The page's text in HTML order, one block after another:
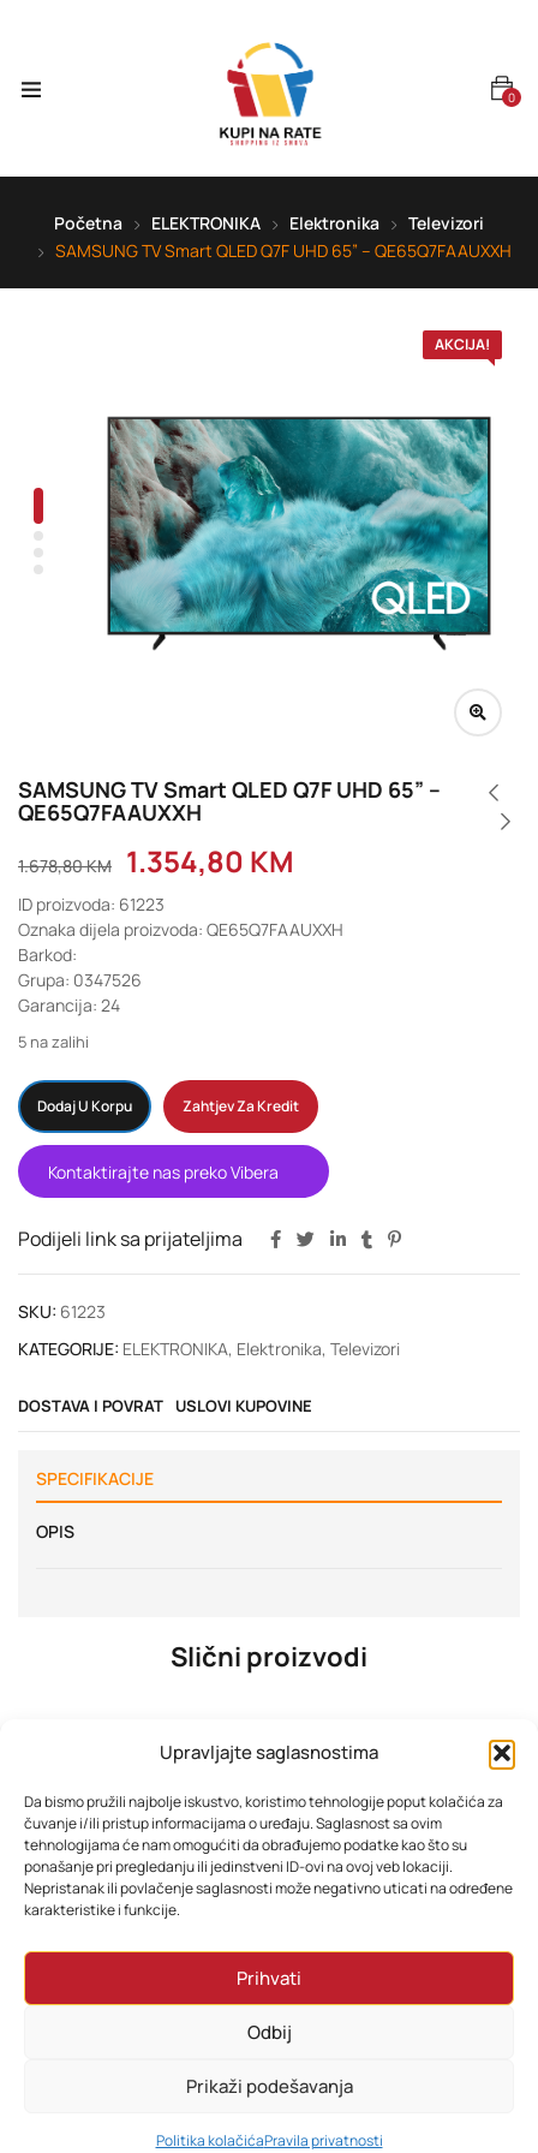
Upravljajte saglasnostima
Da bismo pružili najbolje iskustvo, koristimo tehnologije poput kolačića za
čuvanje i/ili pristup informacijama o uređaju. Saglasnost sa ovim
tehnologijama će nam omogućiti da obrađujemo podatke kao što su
ponašanje pri pregledanju ili jedinstveni ID-ovi na ovoj veb lokaciji.
Nepristanak ili povlačenje saglasnosti može negativno uticati na određene
karakteristike i funkcije.
Prihvati
Odbij
Prikaži podešavanja
Politika kolačićaPravila privatnosti
0
Početna ELEKTRONIKA Elektronika
Televizori
SAMSUNG TV Smart QLED Q7F UHD 65” – QE65Q7FAAUXXH
AKCIJA!
SAMSUNG TV Smart QLED Q7F UHD 65” –
QE65Q7FAAUXXH
1.678,80KM 1.354,80 KM
ID proizvoda: 61223
Oznaka dijela proizvoda: QE65Q7FAAUXXH
Barkod:
Grupa: 0347526
Garancija: 24
5 na zalihi
Dodaj U Korpu Zahtjev Za Kredit
Kontaktirajte nas preko Vibera
Podijeli link sa prijateljima
SKU: 61223
KATEGORIJE: ELEKTRONIKA, Elektronika, Televizori
DOSTAVA I POVRAT USLOVI KUPOVINE
SPECIFIKACIJE
OPIS
Slični proizvodi
SAMSUNG TV UE65U8072FUXXH SAMSUNG TV QE55Q7FAAUXXH
PRETRAŽI KORPA MOJ RAČUN